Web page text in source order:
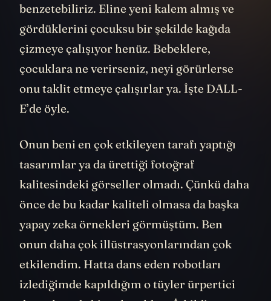
benzetebiliriz. Eline yeni kalem almış ve
gördüklerini çocuksu bir şekilde kağıda
çizmeye çalışıyor henüz. Bebeklere,
çocuklara ne verirseniz, neyi görürlerse
onu taklit etmeye çalışırlar ya. İşte DALL-
E’de öyle.
Onun beni en çok etkileyen tarafı yaptığı
tasarımlar ya da ürettiği fotoğraf
kalitesindeki görseller olmadı. Çünkü daha
önce de bu kadar kaliteli olmasa da başka
yapay zeka örnekleri görmüştüm. Ben
onun daha çok illüstrasyonlarından çok
etkilendim. Hatta dans eden robotları
izlediğimde kapıldığım o tüyler ürpertici